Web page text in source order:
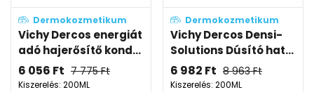
Dermokozmetikum
Vichy Dercos energiát
adó hajerősítő kond...
6 056 Ft 7 775Ft
Kiszerelés: 200ML
Dermokozmetikum
Vichy Dercos Densi-
Solutions Dúsító hat...
6 982 Ft 8 963Ft
Kiszerelés: 200ML